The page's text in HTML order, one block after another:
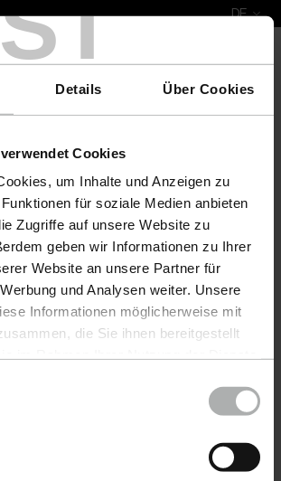
Details Über Cookies
Cookies
um Inhalte und Anzeigen zu
für soziale Medien anbieten
Zugriffe auf unsere Website zu
geben wir Informationen zu Ihrer
Website an unsere Partner für
und Analysen weiter. Unsere
Informationen möglicherweise mit
die Sie ihnen bereitgestellt
Cookies finden Sie unter
DE
Stiel mit
zu Ihrer Anfrage gefunden